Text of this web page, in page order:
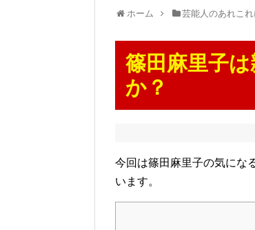
ホーム 芸能人のあれこれ
篠田麻里子
か？
今回は篠田麻里子の気にな
います。